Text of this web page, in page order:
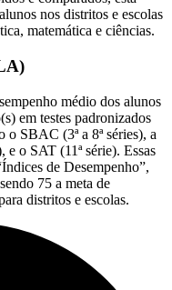
nos distritos e escolas
matemática e ciências.
médio dos alunos
em testes padronizados
SBAC (3ª a 8ª séries), a
e o SAT (11ª série). Essas
de Desempenho”,
75 a meta de
distritos e escolas.